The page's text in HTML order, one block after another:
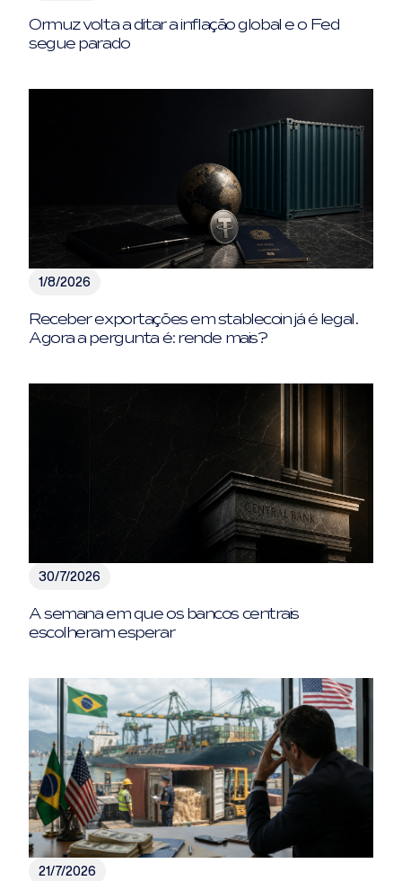
Ormuz volta a ditar a inflação global e o Fed
segue parado
1/8/2026
Receber exportações em stablecoin já é legal.
Agora a pergunta é: rende mais?
30/7/2026
A semana em que os bancos centrais
escolheram esperar
21/7/2026